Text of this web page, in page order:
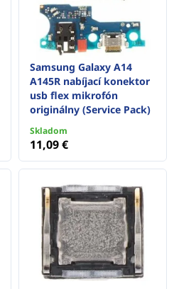
Samsung Galaxy A14
A145R nabíjací konektor
usb flex mikrofón
originálny (Service Pack)
Skladom
11,09 €